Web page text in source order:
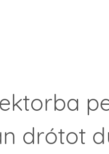
drótot